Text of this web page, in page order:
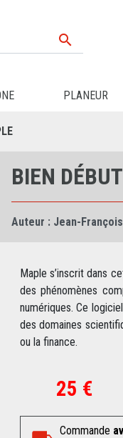

PLANEUR
BIEN
Auteur : Jean-
Maple s’inscrit dans
des phénomènes
numériques. Ce
des domaines
ou la finance.
25 €
Commande